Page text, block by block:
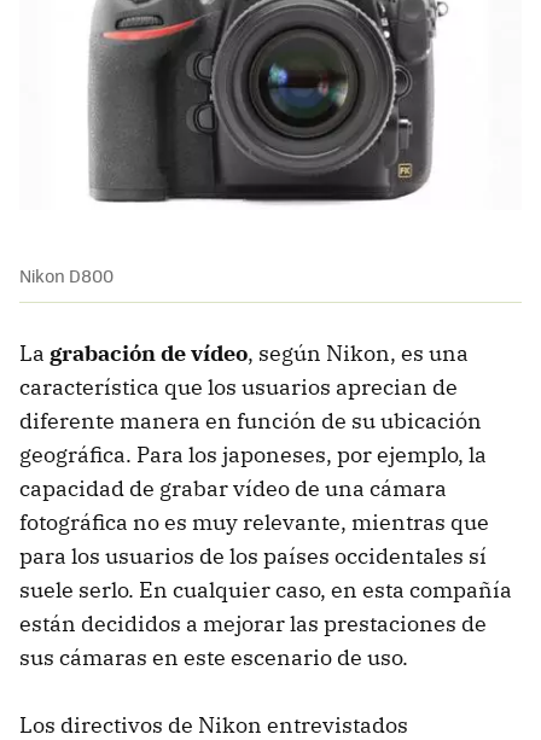
Nikon D800
La grabación de vídeo, según Nikon, es una
característica que los usuarios aprecian de
diferente manera en función de su ubicación
geográfica. Para los japoneses, por ejemplo, la
capacidad de grabar vídeo de una cámara
fotográfica no es muy relevante, mientras que
para los usuarios de los países occidentales sí
suele serlo. En cualquier caso, en esta compañía
están decididos a mejorar las prestaciones de
sus cámaras en este escenario de uso.
Los directivos de Nikon entrevistados